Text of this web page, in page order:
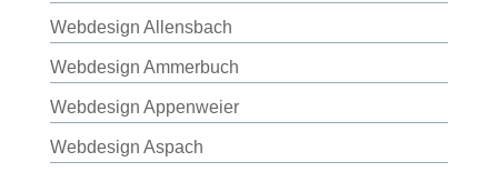
Webdesign Allensbach
Webdesign Ammerbuch
Webdesign Appenweier
Webdesign Aspach